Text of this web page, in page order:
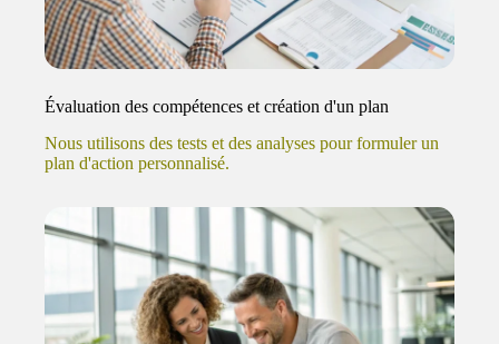
Évaluation des compétences et création d'un plan
Nous utilisons des tests et des analyses pour formuler un
plan d'action personnalisé.